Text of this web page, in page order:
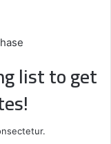
list to get